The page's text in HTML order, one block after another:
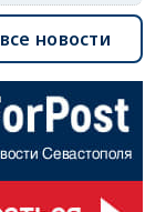
новости